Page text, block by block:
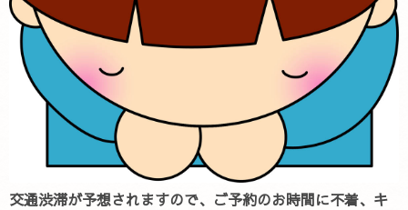
交通渋滞が予想されますので、ご予約のお時間に不着、キ